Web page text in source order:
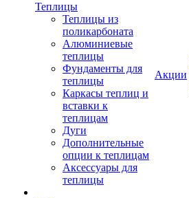
Теплицы
Теплицы из
поликарбоната
Алюминиевые
теплицы
Фундаменты для
теплицы
Каркасы теплиц и
вставки к
теплицам
Дуги
Дополнительные
опции к теплицам
Аксессуары для
теплицы
Акции